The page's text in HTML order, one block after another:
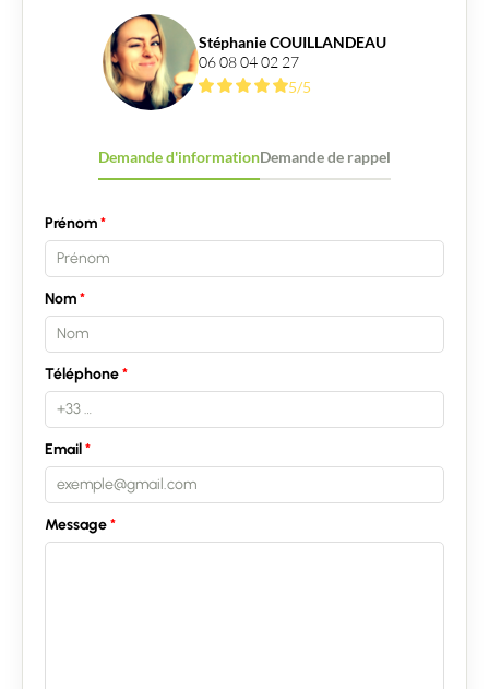
Stéphanie COUILLANDEAU
06 08 04 02 27
5/5
Demande d'informationDemande de rappel
Prénom
Nom
Téléphone
Email
Message